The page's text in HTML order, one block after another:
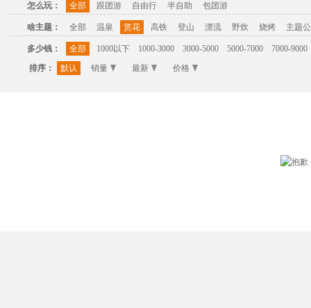
怎么玩： 全部 跟团游 自由行 半自助 包团游
啥主题： 全部 温泉 赏花 高铁 登山 漂流 野炊 烧烤 主题
多少钱： 全部 1000以下 1000-3000 3000-5000 5000-7000
7000-9000
排序：
默认 销量 最新 价格